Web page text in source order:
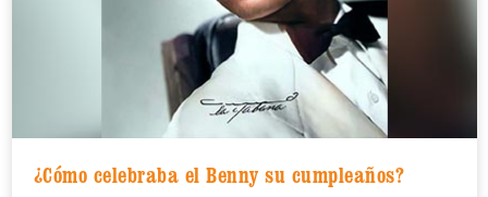
¿Cómo celebraba el Benny su cumpleaños?